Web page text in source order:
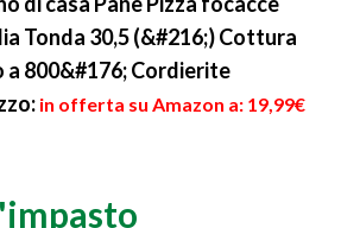
Tonda 30,5 (&#216;) Cottura
a 800&#176; Cordierite
in offerta su Amazon a: 19,99€